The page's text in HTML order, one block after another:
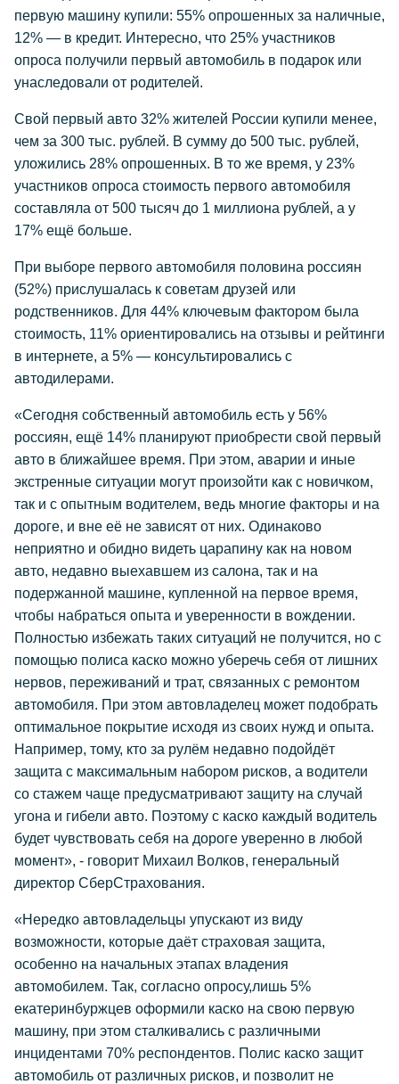
первую машину купили: 55% опрошенных за наличные,
12% — в кредит. Интересно, что 25% участников
опроса получили первый автомобиль в подарок или
унаследовали от родителей.
Свой первый авто 32% жителей России купили менее,
чем за 300 тыс. рублей. В сумму до 500 тыс. рублей,
уложились 28% опрошенных. В то же время, у 23%
участников опроса стоимость первого автомобиля
составляла от 500 тысяч до 1 миллиона рублей, а у
17% ещё больше.
При выборе первого автомобиля половина россиян
(52%) прислушалась к советам друзей или
родственников. Для 44% ключевым фактором была
стоимость, 11% ориентировались на отзывы и рейтинги
в интернете, а 5% — консультировались с
автодилерами.
«Сегодня собственный автомобиль есть у 56%
россиян, ещё 14% планируют приобрести свой первый
авто в ближайшее время. При этом, аварии и иные
экстренные ситуации могут произойти как с новичком,
так и с опытным водителем, ведь многие факторы и на
дороге, и вне её не зависят от них. Одинаково
неприятно и обидно видеть царапину как на новом
авто, недавно выехавшем из салона, так и на
подержанной машине, купленной на первое время,
чтобы набраться опыта и уверенности в вождении.
Полностью избежать таких ситуаций не получится, но с
помощью полиса каско можно уберечь себя от лишних
нервов, переживаний и трат, связанных с ремонтом
автомобиля. При этом автовладелец может подобрать
оптимальное покрытие исходя из своих нужд и опыта.
Например, тому, кто за рулём недавно подойдёт
защита с максимальным набором рисков, а водители
со стажем чаще предусматривают защиту на случай
угона и гибели авто. Поэтому с каско каждый водитель
будет чувствовать себя на дороге уверенно в любой
момент», - говорит Михаил Волков, генеральный
директор СберСтрахования.
«Нередко автовладельцы упускают из виду
возможности, которые даёт страховая защита,
особенно на начальных этапах владения
автомобилем. Так, согласно опросу,лишь 5%
екатеринбуржцев оформили каско на свою первую
машину, при этом сталкивались с различными
инцидентами 70% респондентов. Полис каско защит
автомобиль от различных рисков, и позволит не